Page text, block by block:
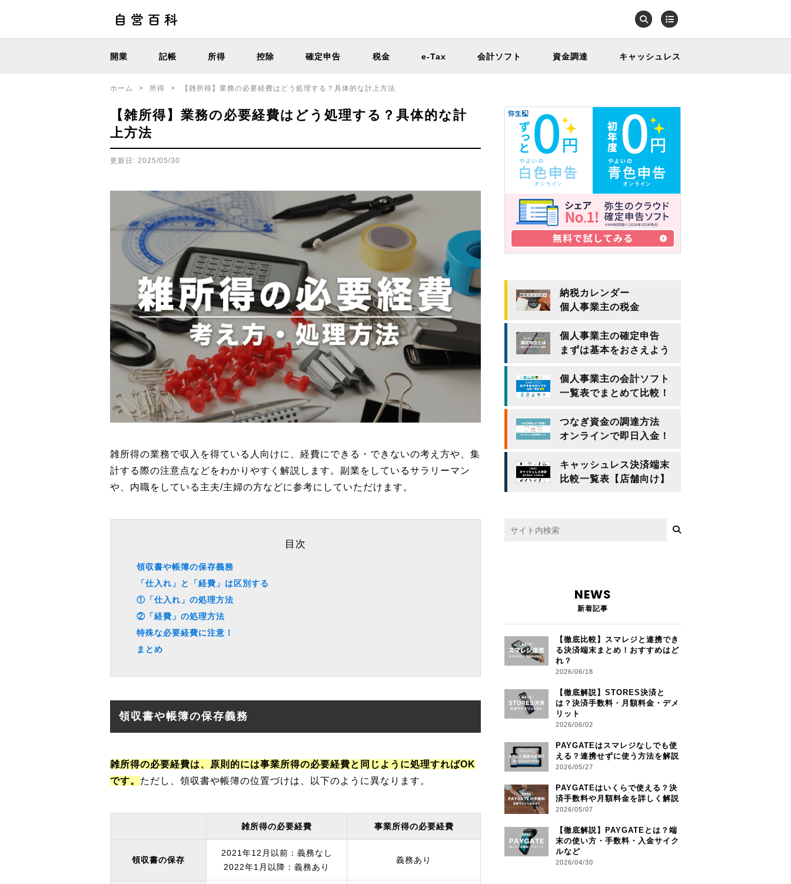
開業 記帳 所得 控除 確定申告 税金 e-Tax 会計ソフト 資金調達 キャッシュレス
ホーム > 所得 > 【雑所得】業務の必要経費はどう処理する？具体的な計上方法
【雑所得】業務の必要経費はどう処理する？具体的な計
上方法
更新日: 2025/05/30
雑所得の業務で収入を得ている人向けに、経費にできる・できないの考え方や、集
計する際の注意点などをわかりやすく解説します。副業をしているサラリーマン
や、内職をしている主夫/主婦の方などに参考にしていただけます。
目次
領収書や帳簿の保存義務
「仕入れ」と「経費」は区別する
①「仕入れ」の処理方法
②「経費」の処理方法
特殊な必要経費に注意！
まとめ
領収書や帳簿の保存義務
雑所得の必要経費は、原則的には事業所得の必要経費と同じように処理すればOK
です。 ただし、領収書や帳簿の位置づけは、以下のように異なります。
雑所得の必要経費 事業所得の必要経費
領収書の保存
2021年12月以前：義務なし
2022年1月以降：義務あり
義務あり
納税カレンダー
個人事業主の税金
個人事業主の確定申告
まずは基本をおさえよう
個人事業主の会計ソフト
一覧表でまとめて比較！
つなぎ資金の調達方法
オンラインで即日入金！
キャッシュレス決済端末
比較一覧表【店舗向け】
NEWS
新着記事
【徹底比較】スマレジと連携でき
る決済端末まとめ！おすすめはど
れ？
2026/06/18
【徹底解説】STORES決済と
は？決済手数料・月額料金・デメ
リット
2026/06/02
PAYGATEはスマレジなしでも使
える？連携せずに使う方法を解説
2026/05/27
PAYGATEはいくらで使える？決
済手数料や月額料金を詳しく解説
2026/05/07
【徹底解説】PAYGATEとは？端
末の使い方・手数料・入金サイク
ルなど
2026/04/30